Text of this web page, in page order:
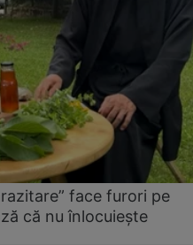
face furori pe
că nu înlocuiește